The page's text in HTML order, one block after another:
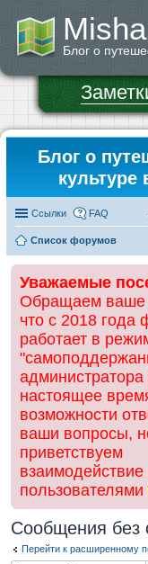
Блог о
Блог о
культуре
Ссылки FAQ
Список форумов
Уважаемые
Обращаем ваше
что с 2018 года
работает в
администратора
настоящее
возможности
ваши вопросы,
приветствуем
пользователями
Сообщения без
Перейти к расширенному